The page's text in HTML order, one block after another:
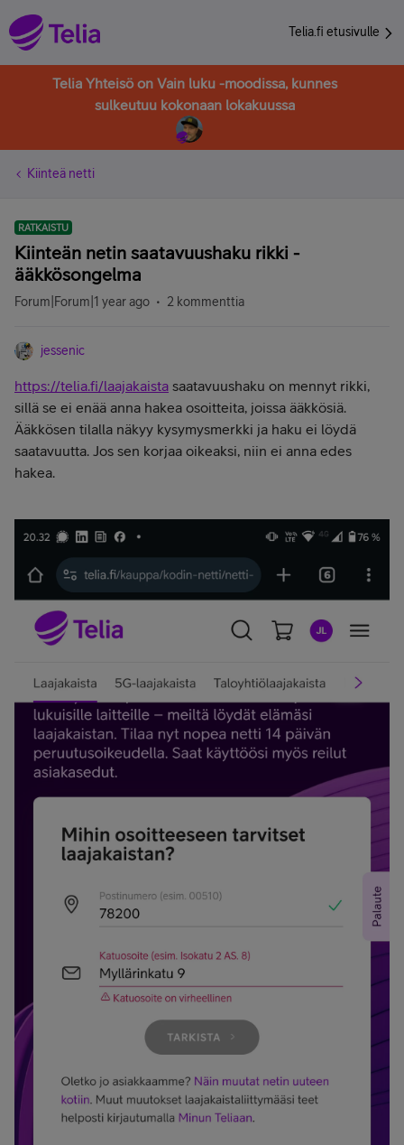
Telia.fi etusivulle
Telia Yhteisö on Vain luku -moodissa, kunnes
sulkeutuu kokonaan lokakuussa
Kiinteä netti
RATKAISTU
Kiinteän netin saatavuushaku rikki -
ääkkösongelma
Forum|Forum|1 year ago 2 kommenttia
jessenic
https://telia.fi/laajakaista saatavuushaku on mennyt rikki,
sillä se ei enää anna hakea osoitteita, joissa ääkkösiä.
Ääkkösen tilalla näkyy kysymysmerkki ja haku ei löydä
saatavuutta. Jos sen korjaa oikeaksi, niin ei anna edes
hakea.